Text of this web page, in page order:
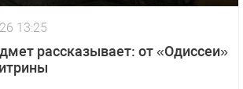
13:25
рассказывает: от «Одиссеи»